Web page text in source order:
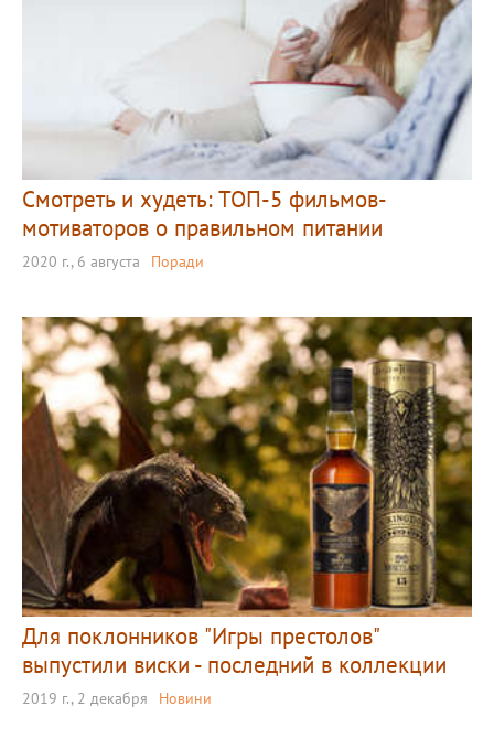
Смотреть и худеть: ТОП-5 фильмов-
мотиваторов о правильном питании
2020 г., 6 августа Поради
Для поклонников "Игры престолов"
выпустили виски - последний в коллекции
2019 г., 2 декабря Новини